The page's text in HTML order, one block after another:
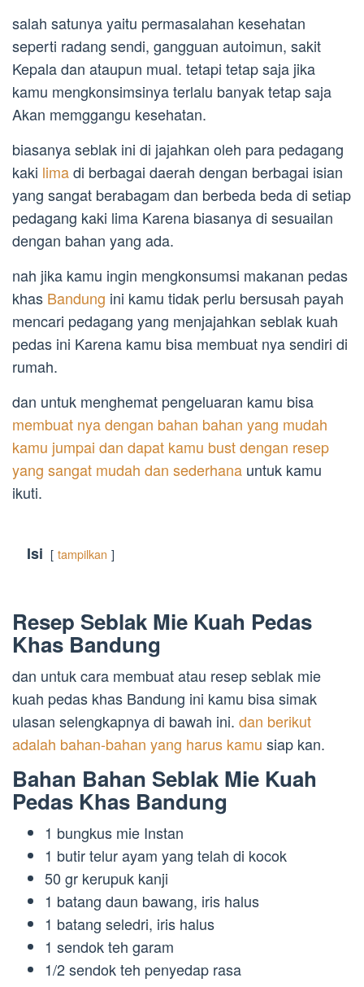
salah satunya yaitu permasalahan kesehatan
seperti radang sendi, gangguan autoimun, sakit
Kepala dan ataupun mual. tetapi tetap saja jika
kamu mengkonsimsinya terlalu banyak tetap saja
Akan memggangu kesehatan.
biasanya seblak ini di jajahkan oleh para pedagang
kaki limadi berbagai daerah dengan berbagai isian
yang sangat berabagam dan berbeda beda di setiap
pedagang kaki lima Karena biasanya di sesuailan
dengan bahan yang ada.
nah jika kamu ingin mengkonsumsi makanan pedas
khas Bandung ini kamu tidak perlu bersusah payah
mencari pedagang yang menjajahkan seblak kuah
pedas ini Karena kamu bisa membuat nya sendiri di
rumah.
dan untuk menghemat pengeluaran kamu bisa
membuat nya dengan bahan bahan yang mudah
kamu jumpai dan dapat kamu bust dengan resep
yang sangat mudah dan sederhana untuk kamu
ikuti.
Isi tampilkan
Resep Seblak Mie Kuah Pedas
Khas Bandung
dan untuk cara membuat atau resep seblak mie
kuah pedas khas Bandung ini kamu bisa simak
ulasan selengkapnya di bawah ini. dan berikut
adalah bahan-bahan yang harus kamu siap kan.
Bahan Bahan Seblak Mie Kuah
Pedas Khas Bandung
1 bungkus mie Instan
1 butir telur ayam yang telah di kocok
50 gr kerupuk kanji
1 batang daun bawang, iris halus
1 batang seledri, iris halus
1 sendok teh garam
1/2 sendok teh penyedap rasa